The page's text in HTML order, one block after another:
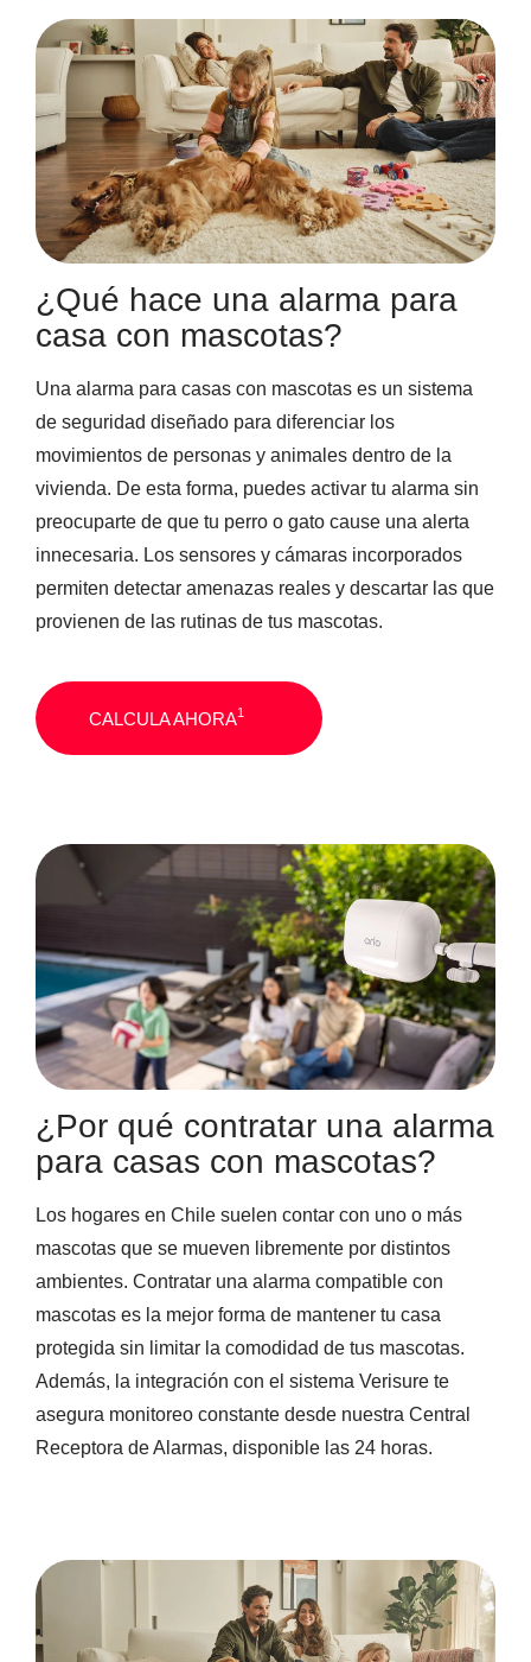
ALARMA ANTI OKUPA
LECTOR DE LLAVES
MANDO A DISTANCIA
SENSORES Y DETECTORES
SENSORES DE
MOVIMIENTO
SENSOR PERIMETRAL
DETECTOR DE HUMO
SENSOR MAGNÉTICO
CENTRAL DE ALARMAS
COMUNICACIONES
GARANTÍA VERISURE
¿Qué hace una alarma para
casa con mascotas?
Una alarma para casas con mascotas es un sistema
de seguridad diseñado para diferenciar los
movimientos de personas y animales dentro de la
vivienda. De esta forma, puedes activar tu alarma sin
preocuparte de que tu perro o gato cause una alerta
innecesaria. Los sensores y cámaras incorporados
permiten detectar amenazas reales y descartar las que
provienen de las rutinas de tus mascotas.
CALCULA AHORA1
¿Por qué contratar una alarma
para casas con mascotas?
Los hogares en Chile suelen contar con uno o más
mascotas que se mueven libremente por distintos
ambientes. Contratar una alarma compatible con
mascotas es la mejor forma de mantener tu casa
protegida sin limitar la comodidad de tus mascotas.
Además, la integración con el sistema Verisure te
asegura monitoreo constante desde nuestra Central
Receptora de Alarmas, disponible las 24 horas.